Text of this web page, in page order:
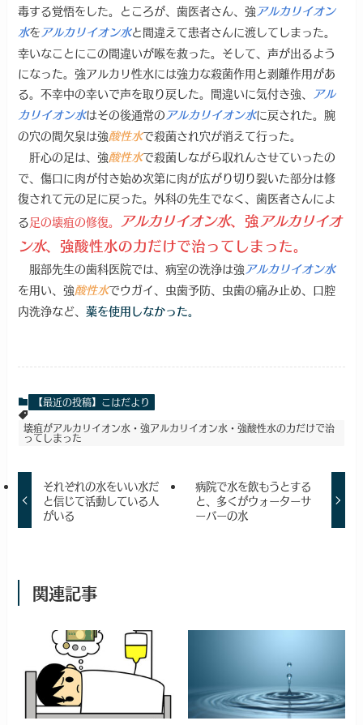
毒する覚悟をした。ところが、歯医者さん、強アルカリイオン
水をアルカリイオン水と間違えて患者さんに渡してしまった。
幸いなことにこの間違いが喉を救った。そして、声が出るよう
になった。強アルカリ性水には強力な殺菌作用と剥離作用があ
る。不幸中の幸いで声を取り戻した。間違いに気付き強、 アル
カリイオン水はその後通常のアルカリイオン水に戻された。腕
の穴の間欠泉は強酸性水で殺菌され穴が消えて行った。
肝心の足は、強酸性水で殺菌しながら収れんさせていったの
で、傷口に肉が付き始め次第に肉が広がり切り裂いた部分は修
復されて元の足に戻った。外科の先生でなく、歯医者さんによ
る足の壊疽の修復。 アルカリイオン水、強アルカリイオ
ン水、強酸性水の力だけで治ってしまった。
服部先生の歯科医院では、病室の洗浄は強アルカリイオン水
を用い、強酸性水でウガイ、虫歯予防、虫歯の痛み止め、口腔
内洗浄など、薬を使用しなかった。
【最近の投稿】こはだより
壊疽がアルカリイオン水・強アルカリイオン水・強酸性水の力だけで治
ってしまった
それぞれの水をいい水だ
と信じて活動している人
がいる
病院で水を飲もうとする
と、多くがウォーターサ
ーバーの水
関連記事